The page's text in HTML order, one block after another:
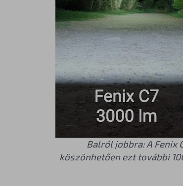
Balról jobbra: A Fenix
köszönhetően ezt további